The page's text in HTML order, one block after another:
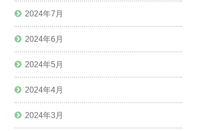
2024年7月
2024年6月
2024年5月
2024年4月
2024年3月